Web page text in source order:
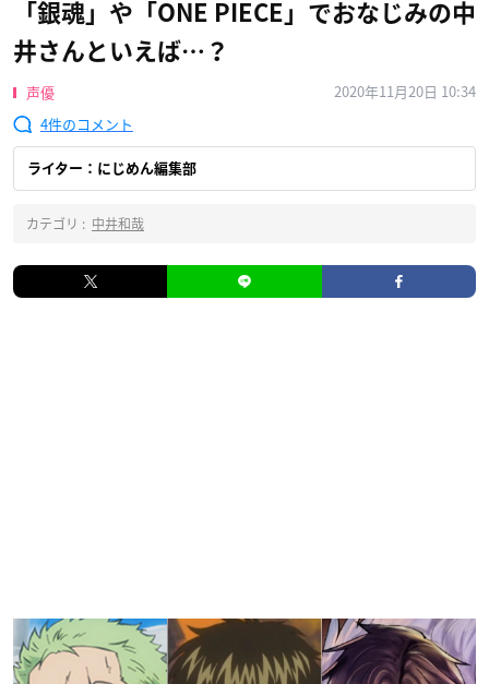
「銀魂」や「ONE PIECE」でおなじみの中
井さんといえば…？
声優
2020年11月20日 10:34
4
ライター：にじめん編集部
カテゴリ : 中井和哉